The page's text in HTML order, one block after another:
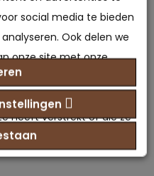
social media te bieden
Ook delen we
onze site met onze
en analyse. Deze
combineren met
heeft verstrekt of die ze
uw gebruik van hun